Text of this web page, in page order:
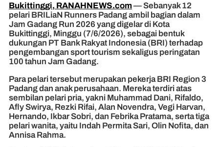
Bukittinggi, RANAHNEWS.com— Sebanyak 12
pelari BRILiaN Runners Padang ambil bagian dalam
Jam Gadang Run 2026 yang digelar di Kota
Bukittinggi, Minggu (7/6/2026), sebagai bentuk
dukungan PT Bank Rakyat Indonesia (BRI) terhadap
pengembangan sport tourism sekaligus peringatan
100 tahun Jam Gadang.
Para pelari tersebut merupakan pekerja BRI Region 3
Padang dan anak perusahaan. Mereka terdiri atas
sembilan pelari pria, yakni Muhammad Dani, Rifaldo,
Afly Swirya, Rezki Rifai, Alan Novendra, Vegi Harvan,
Hernando, Ikbar Sobri, dan Febrika Pratama, serta tiga
pelari wanita, yaitu Indah Permita Sari, Olin Nofita, dan
Annisa Rahma.